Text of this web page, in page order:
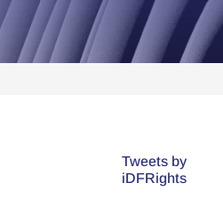
Tweets by
iDFRights